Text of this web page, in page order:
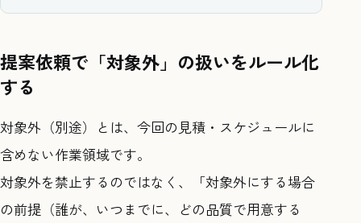
提案依頼で「対象外」の扱いをルール化
する
対象外（別途）とは、今回の見積・スケジュールに
含めない作業領域です。
対象外を禁止するのではなく、「対象外にする場合
の前提（誰が、いつまでに、どの品質で用意する